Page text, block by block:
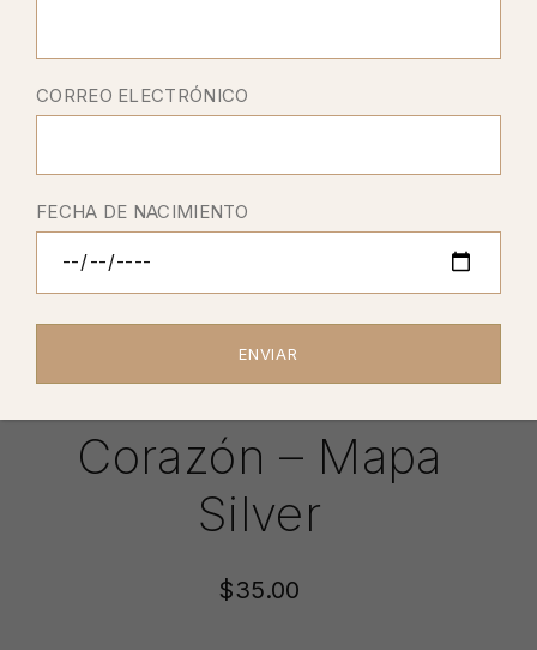
Ecuador En Tu
Corazón – Mapa
Silver
$35.00
CORREO ELECTRÓNICO
FECHA DE NACIMIENTO